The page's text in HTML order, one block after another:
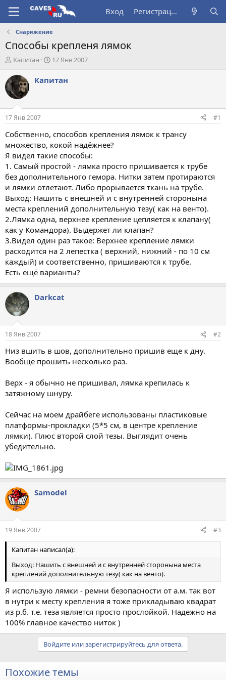
Вход Регистрация
Снаряжение
Способы крепленя лямок
А
т
о
р
т
е
м
ы
Капитан
Д
т
а
л
17 Янв 2007
Капитан
17 Янв 2007 #1
Собственно, способов крепления лямок к трансу
множество, кокой надёжнее?
Я видел такие способы:
1. Самый простой - лямка просто пришивается к трубе
без дополнительного гемора. Нитки затем протираются
и лямки отлетают. Либо прорывается ткань на трубе.
Выход: Нашить с внешней и с внутренней сторонына
места креплений дополнительную тезу( как на венто).
2.Лямка одна, верхнее крепление цепляется к клапану(
как у Командора). Выдержет ли клапан?
3.Видел один раз такое: Верхнее крепление лямки
расходится на 2 лепестка ( верхний, нижний - по 10 см
каждый) и соответственно, пришиваются к трубе.
Есть ещё варианты?
Darkcat
18 Янв 2007 #2
Низ вшить в шов, дополнительно пришив еще к дну.
Вообще прошить несколько раз.
Верх - я обычно не пришивал, лямка крепилась к
затяжному шнуру.
Сейчас на моем драйбеге использованы пластиковые
платформы-прокладки (5*5 см, в центре крепление
лямки). Плюс второй слой тезы. Выглядит очень
убедительно.
Samodel
19 Янв 2007 #3
Капитан написал(а):
Выход: Нашить с внешней и с внутренней сторонына места
креплений дополнительную тезу( как на венто).
Я использую лямки - ремни безопасности от а.м. так вот
в нутри к месту крепления я тоже прикладываю квадрат
из р.б. т.е. теза является просто прослойкой. Надежно на
100% главное качество ниток )
Войдите или зарегистрируйтесь для ответа.
Похожие темы